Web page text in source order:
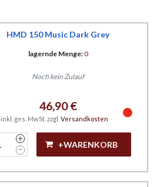
HMD 150 Music Dark Grey
lagernde Menge:0
Noch kein Zulauf
46,90 €
inkl. ges. MwSt. zzgl. Versandkosten
+WARENKORB